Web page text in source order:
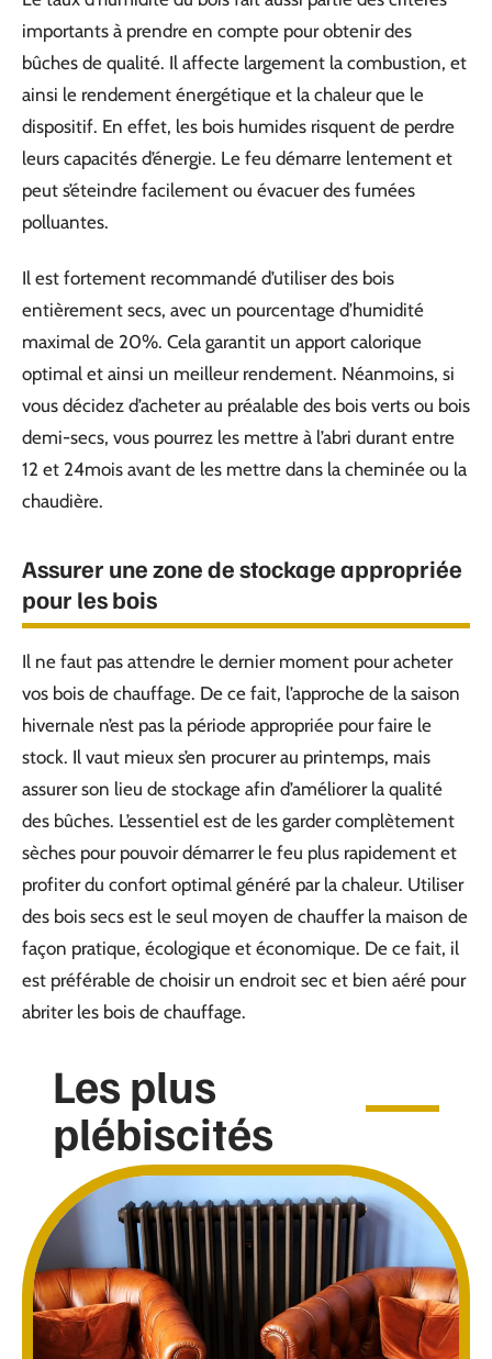
importants à prendre en compte pour obtenir des
bûches de qualité. Il affecte largement la combustion, et
ainsi le rendement énergétique et la chaleur que le
dispositif. En effet, les bois humides risquent de perdre
leurs capacités d’énergie. Le feu démarre lentement et
peut s’éteindre facilement ou évacuer des fumées
polluantes.
Il est fortement recommandé d’utiliser des bois
entièrement secs, avec un pourcentage d’humidité
maximal de 20%. Cela garantit un apport calorique
optimal et ainsi un meilleur rendement. Néanmoins, si
vous décidez d’acheter au préalable des bois verts ou bois
demi-secs, vous pourrez les mettre à l’abri durant entre
12 et 24mois avant de les mettre dans la cheminée ou la
chaudière.
Assurer une zone de stockage appropriée
pour les bois
Il ne faut pas attendre le dernier moment pour acheter
vos bois de chauffage. De ce fait, l’approche de la saison
hivernale n’est pas la période appropriée pour faire le
stock. Il vaut mieux s’en procurer au printemps, mais
assurer son lieu de stockage afin d’améliorer la qualité
des bûches. L’essentiel est de les garder complètement
sèches pour pouvoir démarrer le feu plus rapidement et
profiter du confort optimal généré par la chaleur. Utiliser
des bois secs est le seul moyen de chauffer la maison de
façon pratique, écologique et économique. De ce fait, il
est préférable de choisir un endroit sec et bien aéré pour
abriter les bois de chauffage.
Les plus
plébiscités